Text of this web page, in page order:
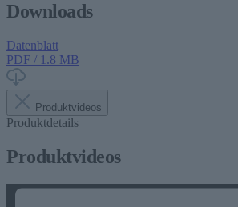
Downloads
Datenblatt
PDF / 1.8 MB
Produktvideos
Produktdetails
Produktvideos